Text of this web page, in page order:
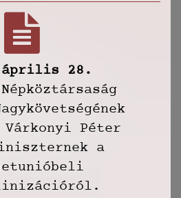
április 28.
Péter
a